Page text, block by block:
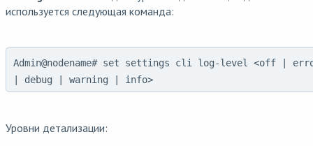
используется следующая команда:
Admin@nodename# set settings cli log-level <off |
| debug | warning | info>
Уровни детализации: